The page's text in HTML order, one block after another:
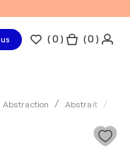
(0 ) ( 0 )
Abstraction Abstrait